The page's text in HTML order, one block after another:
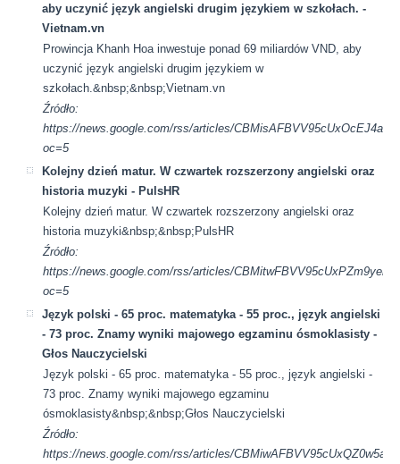
aby uczynić język angielski drugim językiem w szkołach. -
Vietnam.vn
Prowincja Khanh Hoa inwestuje ponad 69 miliardów VND, aby
uczynić język angielski drugim językiem w
szkołach.&nbsp;&nbsp;Vietnam.vn
Źródło:
https://news.google.com/rss/articles/
oc=5
Kolejny dzień matur. W czwartek rozszerzony angielski oraz
historia muzyki - PulsHR
Kolejny dzień matur. W czwartek rozszerzony angielski oraz
historia muzyki&nbsp;&nbsp;PulsHR
Źródło:
https://news.google.com/rss/articles/
oc=5
Język polski - 65 proc. matematyka - 55 proc., język angielski
- 73 proc. Znamy wyniki majowego egzaminu ósmoklasisty -
Głos Nauczycielski
Język polski - 65 proc. matematyka - 55 proc., język angielski -
73 proc. Znamy wyniki majowego egzaminu
ósmoklasisty&nbsp;&nbsp;Głos Nauczycielski
Źródło:
https://news.google.com/rss/articles/